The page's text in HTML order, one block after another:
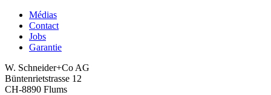
Médias
Contact
Jobs
Garantie
W. Schneider+Co AG
Büntenrietstrasse 12
CH-8890 Flums